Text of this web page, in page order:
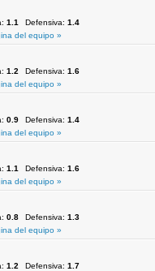
1.1 Defensiva: 1.4
del equipo »
1.2 Defensiva: 1.6
del equipo »
0.9 Defensiva: 1.4
del equipo »
1.1 Defensiva: 1.6
del equipo »
0.8 Defensiva: 1.3
del equipo »
1.2 Defensiva: 1.7